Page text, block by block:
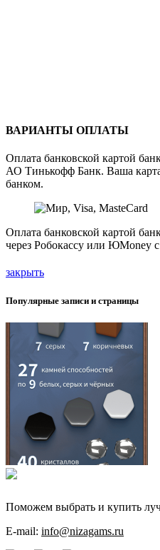
ВАРИАНТЫ ОПЛАТЫ
Оплата банковской картой
АО Тинькофф Банк. Ваша
банком.
Оплата банковской картой
через Робокассу или ЮMoney
закрыть
Популярные записи и страницы
Поможем выбрать и купить
E-mail: info@nizagams.ru